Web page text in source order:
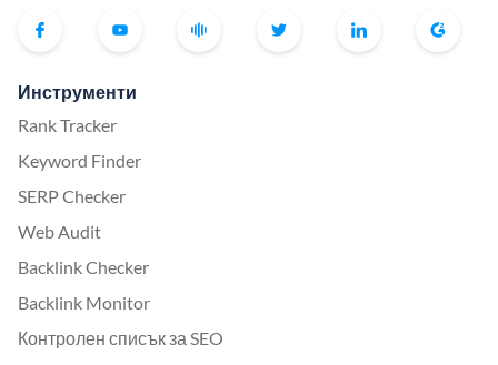
Инструменти
Rank Tracker
Keyword Finder
SERP Checker
Web Audit
Backlink Checker
Backlink Monitor
Контролен списък за SEO